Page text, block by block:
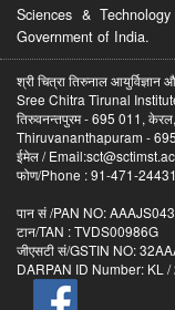
Sciences &
Government of India.
श्री चित्रा तिरुनाल आयुर्विज्ञान
Sree Chitra Tirunal
तिरुवनन्तपुरम - 695 011,
Thiruvananthapuram -
ईमेल /
फोण/Phone : 91-471-
पान सं /PAN NO:
टान/TAN : TVDS00986G
जीएसटी सं/GSTIN NO:
DARPAN ID Number: KL